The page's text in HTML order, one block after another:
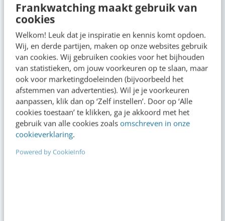
Frankwatching maakt gebruik van
cookies
Welkom! Leuk dat je inspiratie en kennis komt opdoen.
Wij, en derde partijen, maken op onze websites gebruik
van cookies. Wij gebruiken cookies voor het bijhouden
van statistieken, om jouw voorkeuren op te slaan, maar
ook voor marketingdoeleinden (bijvoorbeeld het
afstemmen van advertenties). Wil je je voorkeuren
aanpassen, klik dan op ‘Zelf instellen’. Door op ‘Alle
cookies toestaan’ te klikken, ga je akkoord met het
gebruik van alle cookies zoals omschreven in onze
cookieverklaring.
Powered by CookieInfo
Napkin AI: de tool die jouw tekst
omzet naar ijzersterke visuals
Adverteren op
Facebook (Meta)
Op zoek naar nog meer